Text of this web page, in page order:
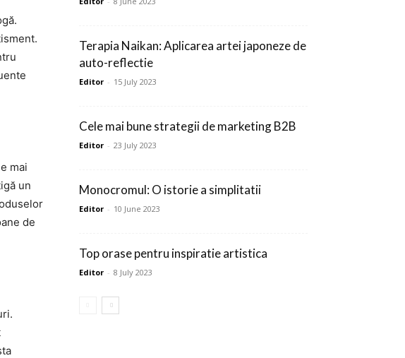
mai
un
de
Terapia Naikan: Aplicarea artei japoneze de
auto-reflectie
Editor - 15 July 2023
Cele mai bune strategii de marketing B2B
Editor - 23 July 2023
Monocromul: O istorie a simplitatii
Editor - 10 June 2023
Top orase pentru inspiratie artistica
Editor - 8 July 2023